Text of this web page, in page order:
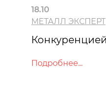
18.10
МЕТАЛЛ ЭКСПЕРТ
Подробнее...